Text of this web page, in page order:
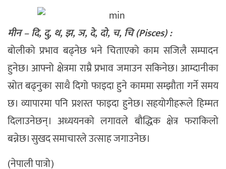
मीन – दि, दु, थ, झ, ञ, दे, दो, च, चि (Pisces) :
बोलीको प्रभाव बढ्नेछ भने चिताएको काम सजिलै सम्पादन
हुनेछ। आफ्नो क्षेत्रमा राम्रै प्रभाव जमाउन सकिनेछ। आम्दानीका
स्रोत बढ्नुका साथै दिगो फाइदा हुने काममा सम्झौता गर्ने समय
छ। व्यापारमा पनि प्रशस्त फाइदा हुनेछ। सहयोगीहरूले हिम्मत
दिलाउनेछन्। अध्ययनको लगावले बौद्धिक क्षेत्र फराकिलो
बन्नेछ। सुखद समाचारले उत्साह जगाउनेछ।
(नेपाली पात्रो)